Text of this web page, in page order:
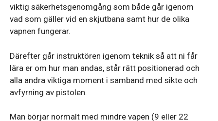
viktig säkerhetsgenomgång som både går igenom
vad som gäller vid en skjutbana samt hur de olika
vapnen fungerar.
Därefter går instruktören igenom teknik så att ni får
lära er om hur man andas, står rätt positionerad och
alla andra viktiga moment i samband med sikte och
avfyrning av pistolen.
Man börjar normalt med mindre vapen (9 eller 22